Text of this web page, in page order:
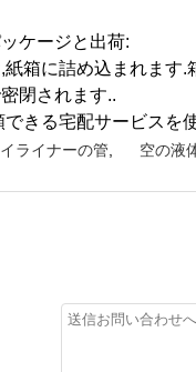
ケージと出荷:
箱に詰め込まれます
閉されます..
きる宅配サービスを
ライナーの管 空の液